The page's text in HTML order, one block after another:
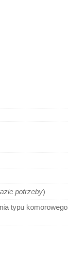
potrzeby)
typu komorowego